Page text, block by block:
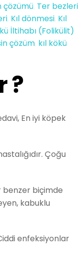
çözümü Ter bezleri
Kıl dönmesi Kıl
İltihabı (Folikülit)
çözüm, kıl kökü
?
En iyi köpek
Çoğu
benzer biçimde
kabuklu
enfeksiyonlar